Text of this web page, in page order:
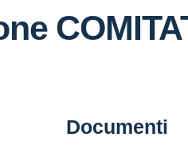
Documenti